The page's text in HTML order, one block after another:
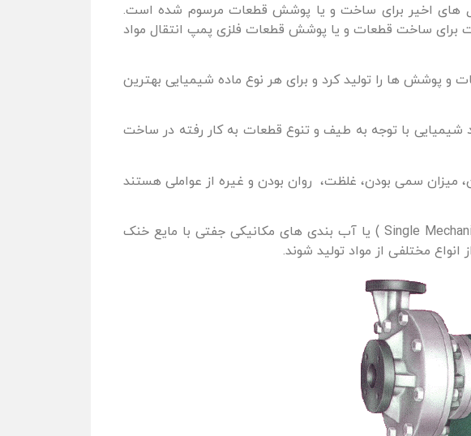
سال های اخیر برای ساخت و یا پوشش قطعات مرسوم شده است.
برای ساخت قطعات و یا پوشش قطعات فلزی پمپ انتقال مواد
پوشش ها را تولید کرد و برای هر نوع ماده شیمیایی بهترین
با توجه به طیف و تنوع قطعات به کار رفته در ساخت
میزان سمی بودن، غلظت، روان بودن و غیره از عواملی هستند
اما معمولا بهترین نوع قطعات آب بندی را می توان آب بندی های مکانیکی تکی (Single Mechanical Seal ) یا آب بندی های مکانیکی جفتی با مایع خنک